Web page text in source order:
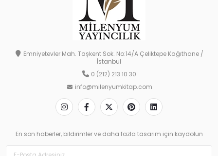
Emniyetevler Mah. Taşkent Sok. No:14/A Çeliktepe Kağıthane /
İstanbul
0 (212) 213 10 30
info@milenyumkitap.com
En son haberler, bildirimler ve daha fazla tasarım için kaydolun